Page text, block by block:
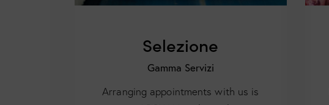
Selezione
Gamma Servizi
Arranging appointments with us is